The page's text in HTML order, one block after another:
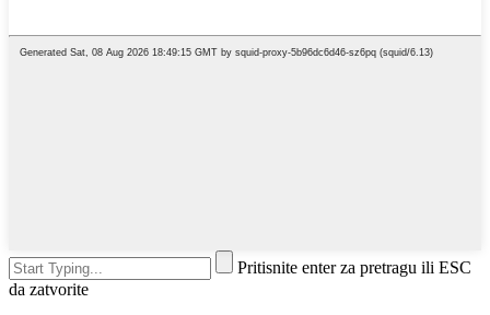
Pritisnite enter za pretragu ili ESC
da zatvorite